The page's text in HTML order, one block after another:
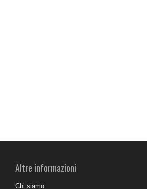
Altre informazioni
Chi siamo